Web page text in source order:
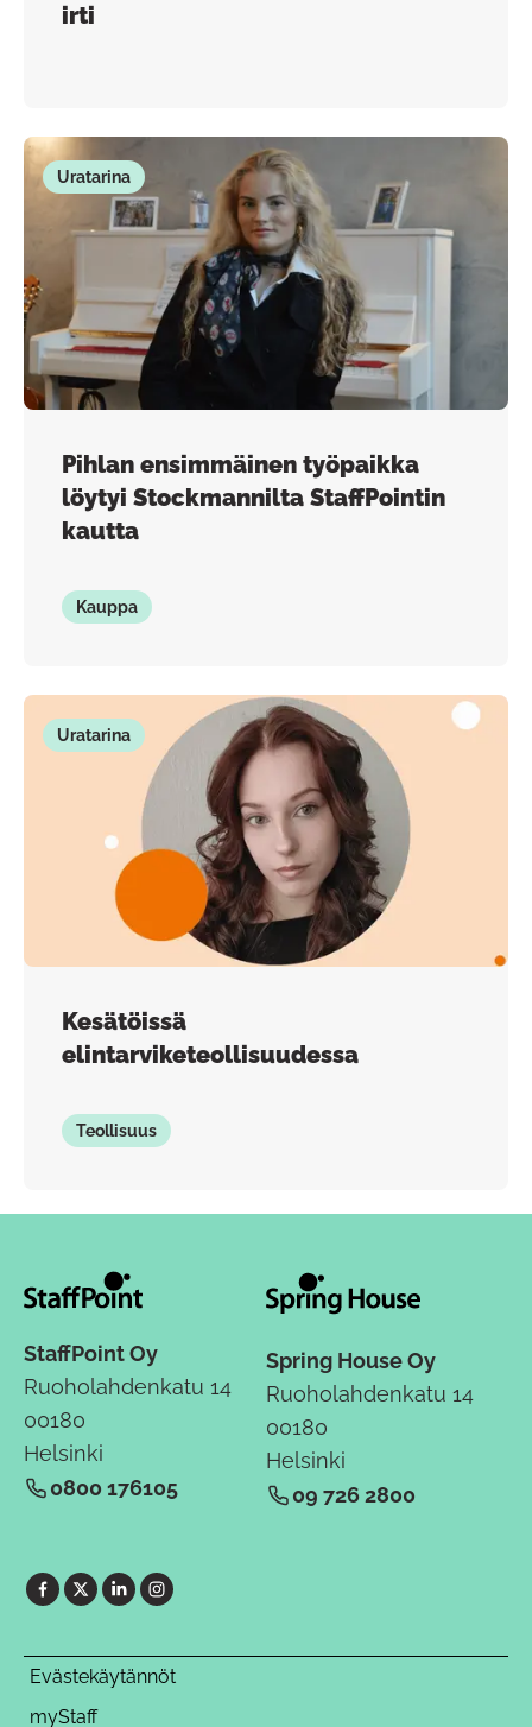
irti
Uratarina
Pihlan ensimmäinen työpaikka
löytyi Stockmannilta StaffPointin
kautta
Kauppa
Uratarina
Kesätöissä
elintarviketeollisuudessa
Teollisuus
StaffPoint Oy
Ruoholahdenkatu 14
00180
Helsinki
0800 176105
Spring House Oy
Ruoholahdenkatu 14
00180
Helsinki
09 726 2800
Evästekäytännöt
myStaff